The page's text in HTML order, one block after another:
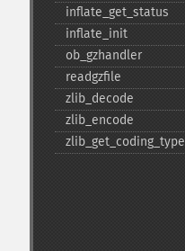
inflate_​get_​status
inflate_​init
ob_​gzhandler
readgzfile
zlib_​decode
zlib_​encode
zlib_​get_​coding_​type